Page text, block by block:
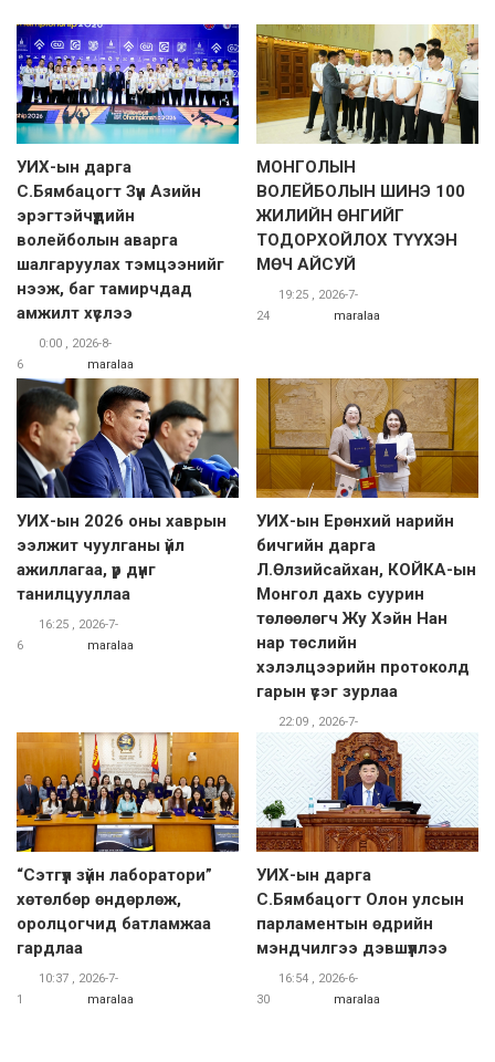
УИХ-ын дарга
С.Бямбацогт Зүүн Азийн
эрэгтэйчүүдийн
волейболын аварга
шалгаруулах тэмцээнийг
нээж, баг тамирчдад
амжилт хүслээ
0:00 , 2026-8-
6
maralaa
МОНГОЛЫН
ВОЛЕЙБОЛЫН ШИНЭ 100
ЖИЛИЙН ӨНГИЙГ
ТОДОРХОЙЛОХ ТҮҮХЭН
МӨЧ АЙСУЙ
19:25 , 2026-7-
24
maralaa
УИХ-ын 2026 оны хаврын
ээлжит чуулганы үйл
ажиллагаа, үр дүнг
танилцууллаа
16:25 , 2026-7-
6
maralaa
УИХ-ын Ерөнхий нарийн
бичгийн дарга
Л.Өлзийсайхан, КОЙКА-ын
Монгол дахь суурин
төлөөлөгч Жу Хэйн Нан
нар төслийн
хэлэлцээрийн протоколд
гарын үсэг зурлаа
22:09 , 2026-7-
1
maralaa
“Сэтгүүл зүйн лаборатори”
хөтөлбөр өндөрлөж,
оролцогчид батламжаа
гардлаа
10:37 , 2026-7-
1
maralaa
УИХ-ын дарга
С.Бямбацогт Олон улсын
парламентын өдрийн
мэндчилгээ дэвшүүллээ
16:54 , 2026-6-
30
maralaa